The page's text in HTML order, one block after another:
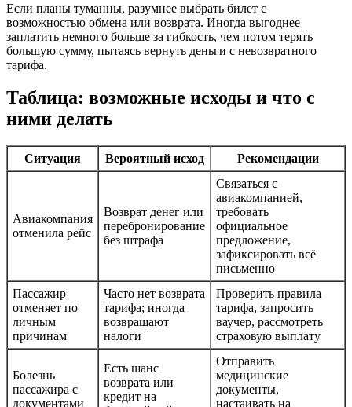
Если планы туманны, разумнее выбрать билет с
возможностью обмена или возврата. Иногда выгоднее
заплатить немного больше за гибкость, чем потом терять
большую сумму, пытаясь вернуть деньги с невозвратного
тарифа.
Таблица: возможные исходы и что с
ними делать
Ситуация Вероятный исход Рекомендации
Авиакомпания
отменила рейс
Возврат денег или
перебронирование
без штрафа
Связаться с
авиакомпанией,
требовать
официальное
предложение,
зафиксировать всё
письменно
Пассажир
отменяет по
личным
причинам
Часто нет возврата
тарифа; иногда
возвращают
налоги
Проверить правила
тарифа, запросить
ваучер, рассмотреть
страховую выплату
Болезнь
пассажира с
документами
Есть шанс
возврата или
кредит на
Отправить
медицинские
документы,
настаивать на